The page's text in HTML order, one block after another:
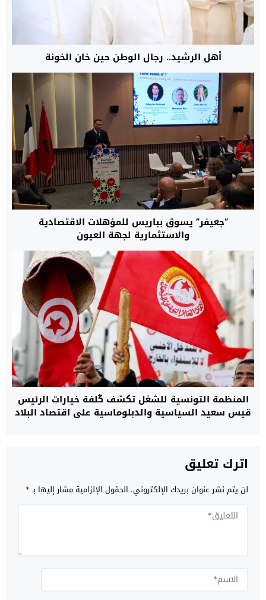
أهل الرشيد.. رجال الوطن حين خان الخونة
“جعيفر” يسوق بباريس للمؤهلات الاقتصادية
والاستثمارية لجهة العيون
المنظمة التونسية للشغل تكشف كُلفة خيارات الرئيس
قيس سعيد السياسية والدبلوماسية على اقتصاد البلاد
اترك تعليق
لن يتم نشر عنوان بريدك الإلكتروني. الحقول الإلزامية مشار إليها بـ*